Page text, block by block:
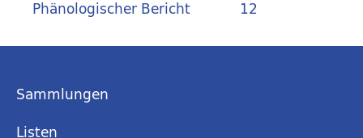
12
Phänologischer Bericht
Sammlungen
Listen